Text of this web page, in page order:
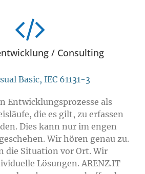
/ Consulting
Basic, IEC 61131-3
Entwicklungsprozesse als
die es gilt, zu erfassen
Dies kann nur im engen
Wir hören genau zu.
die Situation vor Ort. Wir
Lösungen. ARENZ.IT